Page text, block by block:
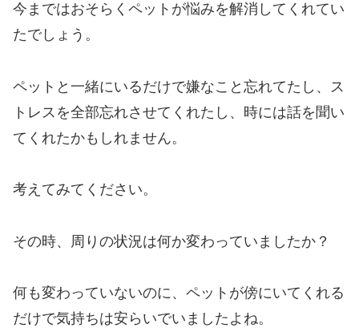
今まではおそらくペットが悩みを解消してくれてい
たでしょう。
ペットと一緒にいるだけで嫌なこと忘れてたし、ス
トレスを全部忘れさせてくれたし、時には話を聞い
てくれたかもしれません。
考えてみてください。
その時、周りの状況は何か変わっていましたか？
何も変わっていないのに、ペットが傍にいてくれる
だけで気持ちは安らいでいましたよね。